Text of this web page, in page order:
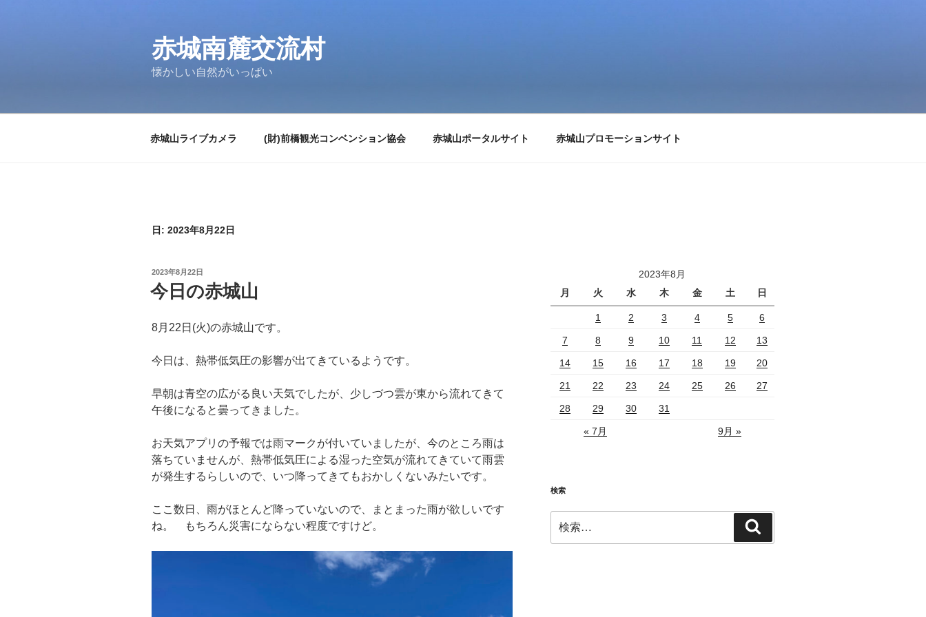
赤城南麓交流村
懐かしい自然がいっぱい
赤城山ライブカメラ (財)前橋観光コンベンション協会 赤城山ポータルサイト 赤城山プロモーションサイト
日: 2023年8月22日
投
稿
日:
2023年8月22日
今日の赤城山
8月22日(火)の赤城山です。
今日は、熱帯低気圧の影響が出てきているようです。
早朝は青空の広がる良い天気でしたが、少しづつ雲が東から流れてきて
午後になると曇ってきました。
お天気アプリの予報では雨マークが付いていましたが、今のところ雨は
落ちていませんが、熱帯低気圧による湿った空気が流れてきていて雨雲
が発生するらしいので、いつ降ってきてもおかしくないみたいです。
ここ数日、雨がほとんど降っていないので、まとまった雨が欲しいです
ね。 もちろん災害にならない程度ですけど。
2023年8月
月
火 水 木 金 土 日
1 2 3 4 5 6
7 8 9 10 11 12 13
14 15 16 17 18 19 20
21 22 23 24 25 26 27
28 29 30 31
« 7月 9月 »
検索
索:
索